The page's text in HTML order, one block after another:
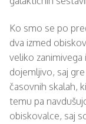
Ko smo se po
dva izmed
veliko zanimivega
dojemljivo, saj
časovnih skalah,
temu pa
obiskovalce, saj